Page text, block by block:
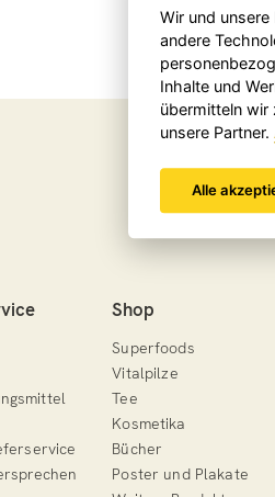
Shop
Superfoods
Vitalpilze
Tee
Kosmetika
Bücher
Poster und Plakate
Wir und
andere
Inhalte und
übermitteln wir
unsere Partner.
Alle